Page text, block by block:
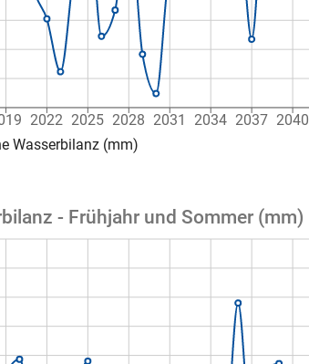
2022 2025 2028 2031 2034 2037 2040
Wasserbilanz (mm)
- Frühjahr und Sommer (mm)